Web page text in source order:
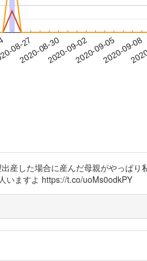
08-27
2020-08-302020-09-022020-09-052020-09-08
した場合に産んだ母親がやっぱ
いますよ https://t.co/uoMs0odkPY